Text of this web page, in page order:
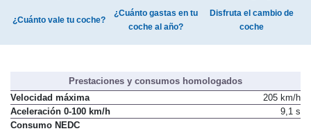
¿Cuánto vale tu coche?
¿Cuánto gastas en tu
coche al año?
Disfruta el cambio de
coche
Prestaciones y consumos homologados
Velocidad máxima
205 km/h
Aceleración 0-100 km/h
9,1 s
Consumo NEDC